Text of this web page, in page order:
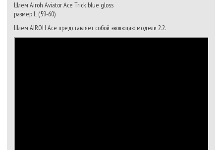
Шлем Airoh Aviator Ace Trick blue gloss
размер L (59-60)
Шлем AIROH Ace представляет собой эволюцию модели 2.2.